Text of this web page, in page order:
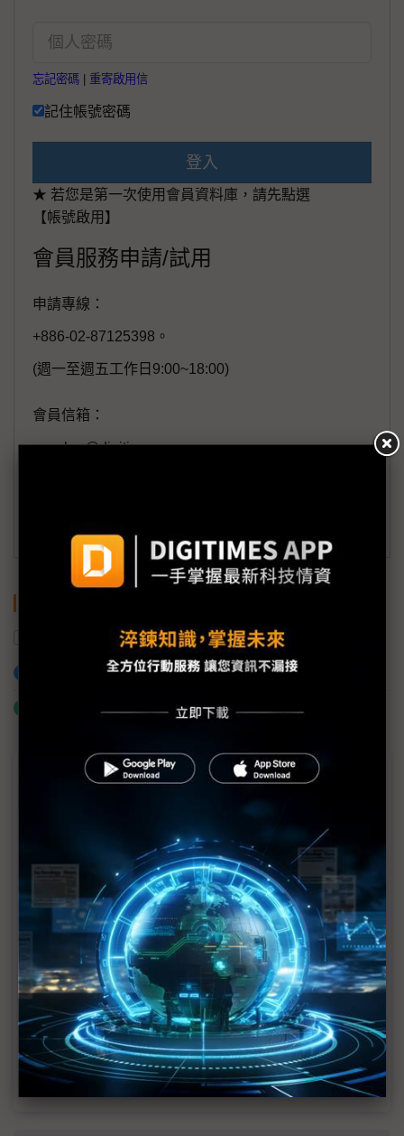
忘記密碼 重寄啟用信
記住帳號密碼
登入
★ 若您是第一次使用會員資料庫，請先點選
【帳號啟用】
會員服務申請/試用
申請專線：
+886-02-87125398。
(週一至週五工作日9:00~18:00)
會員信箱：
member@digitimes.com
加入已選取到「關鍵字追蹤」
什麼是「關鍵字追蹤」
近７天熱門報導
MLCC訂單過熱、出貨比創高 村田示警全球AI基
2027全年記憶體產能提前售罄 買家「祕而不
宣」只怕買不夠
英特爾EMIB良率達標 聯發科第2代ASIC產品
2028準時量產
SpaceX晶片採購大轉向 Elon Musk捨超微全面
採用NVIDIA
光進銅退更明確？ 聯發科估SerDes 448G為銅
線「最終戰場」